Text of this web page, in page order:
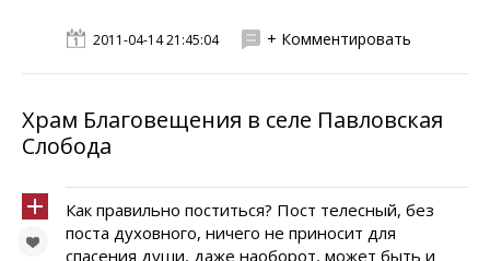
2011-04-14 21:45:04 + Комментировать
Храм Благовещения в селе Павловская
Слобода
Как правильно поститься? Пост телесный, без
поста духовного, ничего не приносит для
спасения души, даже наоборот, может быть и